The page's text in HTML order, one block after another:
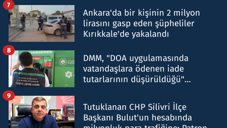
Ankara'da bir kişinin 2 milyon
lirasını gasp eden şüpheliler
Kırıkkale'de yakalandı
7
DMM, "DOA uygulamasında
vatandaşlara ödenen iade
tutarlarının düşürüldüğü"
8
Tutuklanan CHP Silivri İlçe
Başkanı Bulut'un hesabında
9